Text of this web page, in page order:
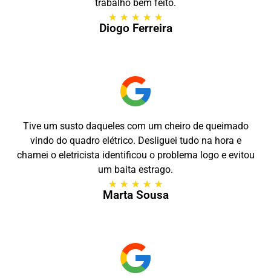
trabalho bem feito.
★ ★ ★ ★ ★
Diogo Ferreira
Tive um susto daqueles com um cheiro de queimado
vindo do quadro elétrico. Desliguei tudo na hora e
chamei o eletricista identificou o problema logo e evitou
um baita estrago.
★ ★ ★ ★ ★
Marta Sousa